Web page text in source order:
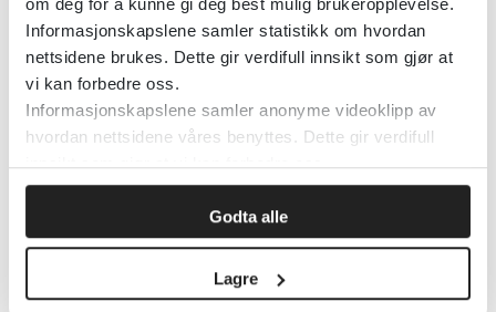
Informasjonskapslene samler statistikk om hvordan
nettsidene brukes. Dette gir verdifull innsikt som gjør at
vi kan forbedre oss.
Informasjonskapslene samler anonyme videoklipp av
hvordan nettsidene våres benyttes. Dette gir verdifull
innsikt som gjør at vi kan forbedre oss.
Godta alle
Lagre
Spesialnummer om sammenheng i helse- og
omsorgstjenester. Foto: Skjermdump Tidsskrift for
omsorgsforskning
Se oversikt over alle artiklene her.